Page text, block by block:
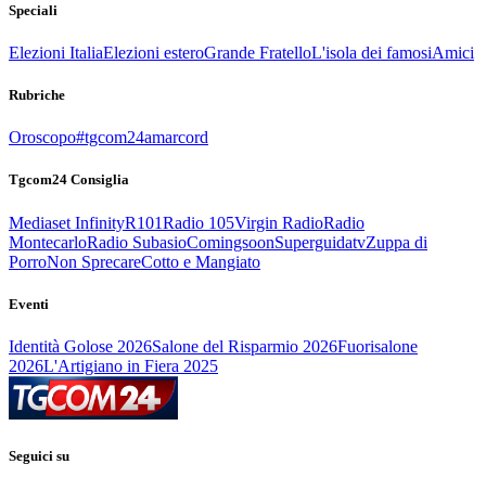
Speciali
Elezioni ItaliaElezioni esteroGrande FratelloL'isola dei famosiAmici
Rubriche
Oroscopo#tgcom24amarcord
Tgcom24 Consiglia
Mediaset InfinityR101Radio 105Virgin RadioRadio
MontecarloRadio SubasioComingsoonSuperguidatvZuppa di
PorroNon SprecareCotto e Mangiato
Eventi
Identità Golose 2026Salone del Risparmio 2026Fuorisalone
2026L'Artigiano in Fiera 2025
Seguici su